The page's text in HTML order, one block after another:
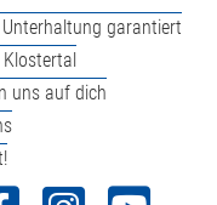
Unterhaltung garantiert
Klostertal
uns auf dich